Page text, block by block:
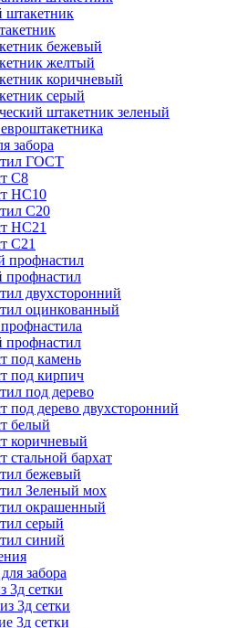
бежевый
желтый
коричневый
серый
штакетник зеленый
забора
ГОСТ
С8
НС10
С20
НС21
С21
профнастил
двухсторонний
оцинкованный
под камень
под кирпич
под дерево
под дерево двухсторонний
белый
коричневый
стальной бархат
бежевый
Зеленый мох
окрашенный
серый
синий
забора
3д сетки
3д сетки
3д сетки